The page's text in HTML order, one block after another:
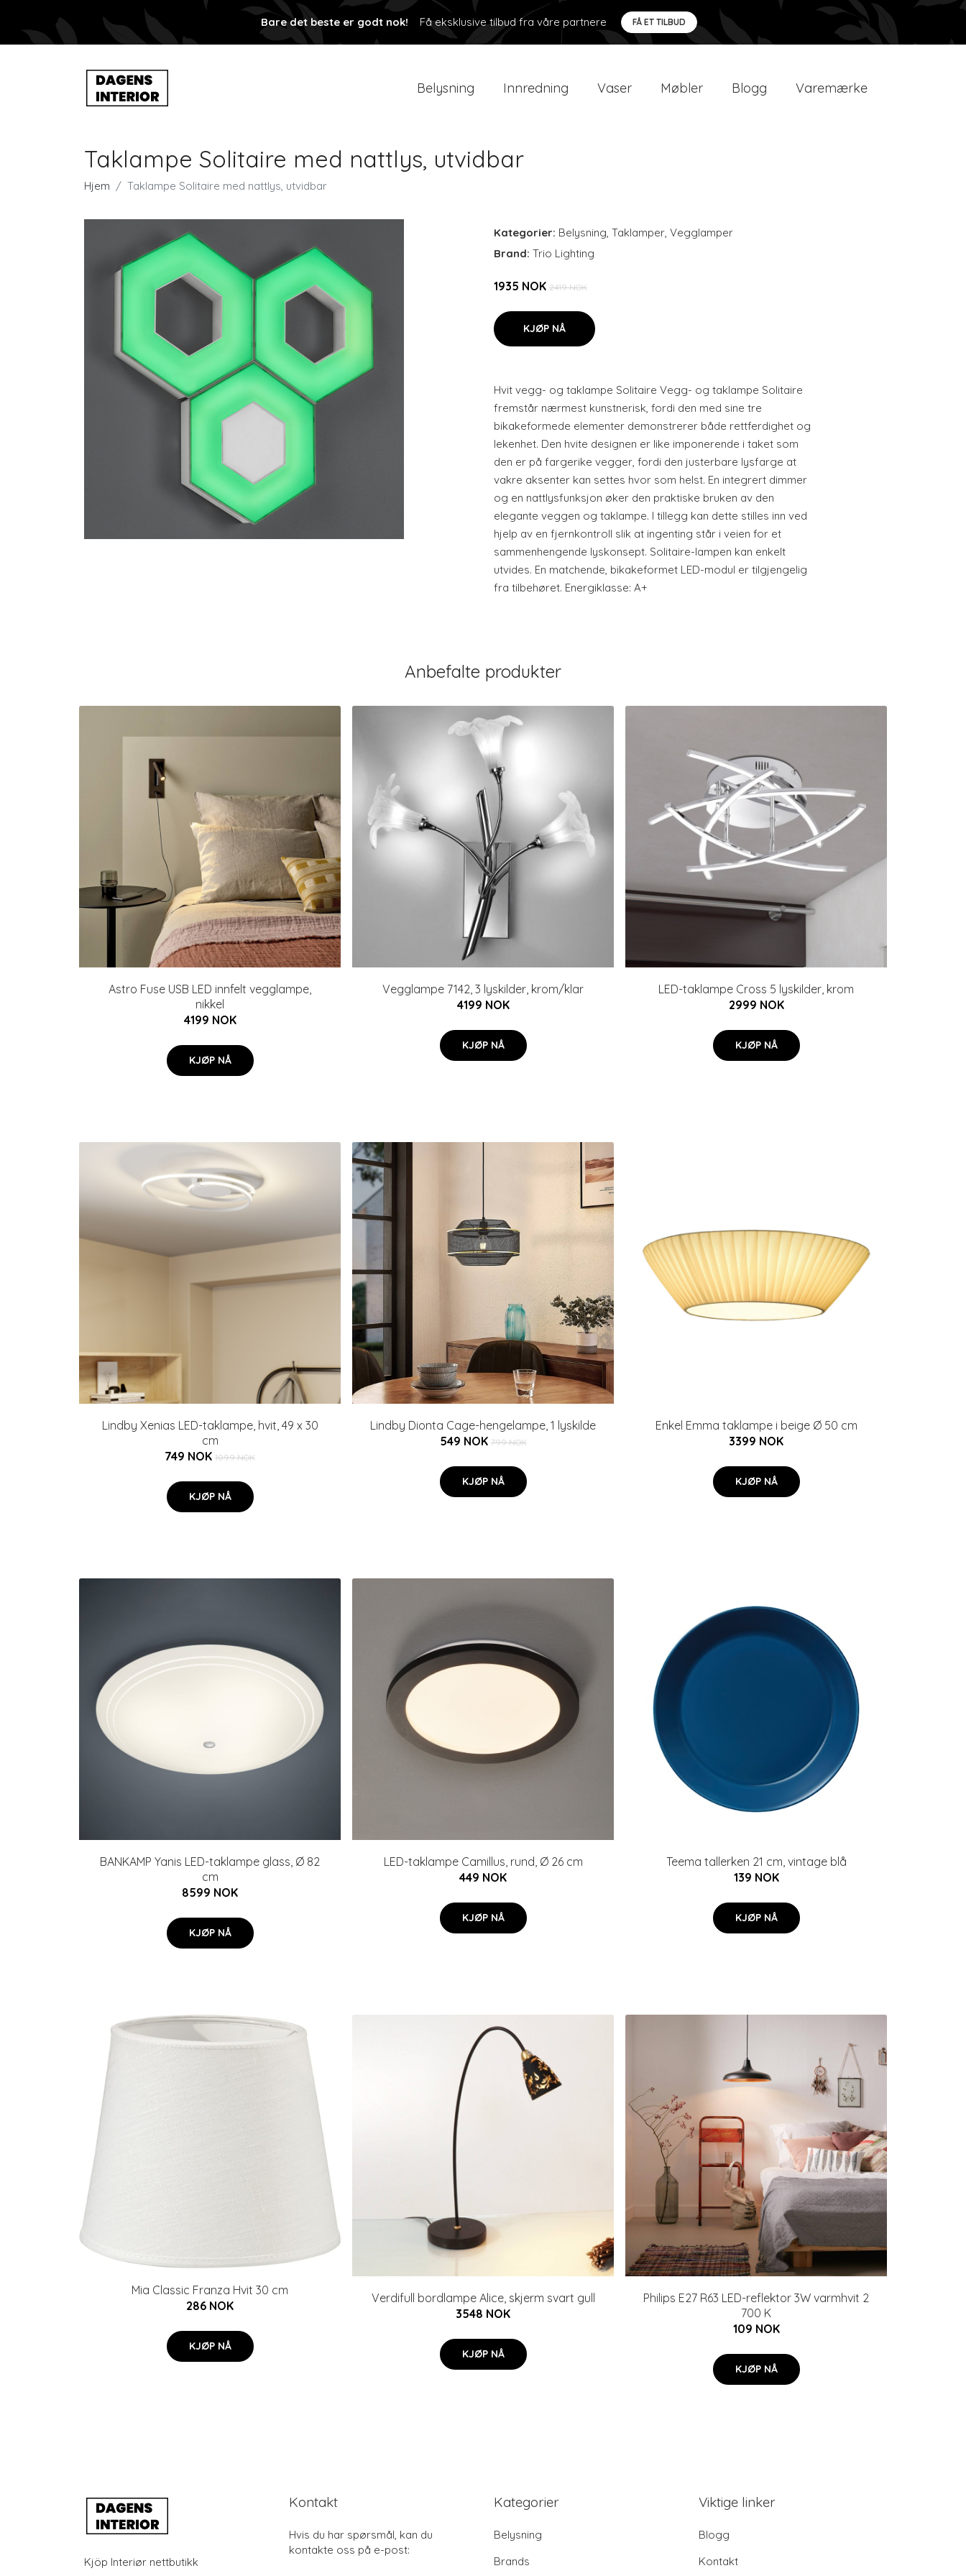
Bare det beste er godt nok! Få eksklusive tilbud fra våre partnere FÅ ET TILBUD
Belysning Innredning Vaser Møbler Blogg Varemærke
Taklampe Solitaire med nattlys, utvidbar
Hjem Taklampe Solitaire med nattlys, utvidbar
Kategorier: Belysning, Taklamper, Vegglamper
Brand: Trio Lighting
1935 NOK 2419 NOK
KJØP NÅ
Hvit vegg- og taklampe Solitaire Vegg- og taklampe Solitaire
fremstår nærmest kunstnerisk, fordi den med sine tre
bikakeformede elementer demonstrerer både rettferdighet og
lekenhet. Den hvite designen er like imponerende i taket som
den er på fargerike vegger, fordi den justerbare lysfarge at
vakre aksenter kan settes hvor som helst. En integrert dimmer
og en nattlysfunksjon øker den praktiske bruken av den
elegante veggen og taklampe. I tillegg kan dette stilles inn ved
hjelp av en fjernkontroll slik at ingenting står i veien for et
sammenhengende lyskonsept. Solitaire-lampen kan enkelt
utvides. En matchende, bikakeformet LED-modul er tilgjengelig
fra tilbehøret. Energiklasse: A+
Anbefalte produkter
Astro Fuse USB LED innfelt vegglampe,
nikkel
4199 NOK
KJØP NÅ
Vegglampe 7142, 3 lyskilder, krom/klar
4199 NOK
KJØP NÅ
LED-taklampe Cross 5 lyskilder, krom
2999 NOK
KJØP NÅ
Lindby Xenias LED-taklampe, hvit, 49 x 30
cm
749 NOK 1099 NOK
KJØP NÅ
Lindby Dionta Cage-hengelampe, 1 lyskilde
549 NOK 799 NOK
KJØP NÅ
Enkel Emma taklampe i beige Ø 50 cm
3399 NOK
KJØP NÅ
BANKAMP Yanis LED-taklampe glass, Ø 82
cm
8599 NOK
KJØP NÅ
LED-taklampe Camillus, rund, Ø 26 cm
449 NOK
KJØP NÅ
Teema tallerken 21 cm, vintage blå
139 NOK
KJØP NÅ
Mia Classic Franza Hvit 30 cm
286 NOK
KJØP NÅ
Verdifull bordlampe Alice, skjerm svart gull
3548 NOK
KJØP NÅ
Philips E27 R63 LED-reflektor 3W varmhvit 2
700 K
109 NOK
KJØP NÅ
Kjöp Interiør nettbutikk
Kontakt
Hvis du har spørsmål, kan du
kontakte oss på e-post:
Kategorier
Belysning
Brands
Viktige linker
Blogg
Kontakt